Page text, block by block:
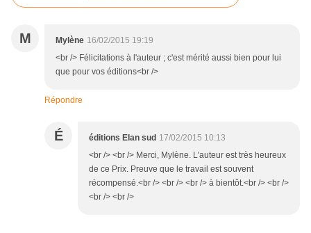
M Mylène 16/02/2015 19:19
<br /> Félicitations à l'auteur ; c'est mérité aussi bien pour lui
que pour vos éditions<br />
Répondre
É éditions Elan sud 17/02/2015 10:13
<br /> <br /> Merci, Mylène. L'auteur est très heureux
de ce Prix. Preuve que le travail est souvent
récompensé.<br /> <br /> <br /> à bientôt.<br /> <br />
<br /> <br />